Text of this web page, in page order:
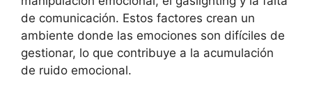
de comunicación. Estos factores crean un
ambiente donde las emociones son difíciles de
gestionar, lo que contribuye a la acumulación
de ruido emocional.